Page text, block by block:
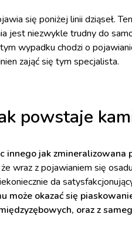
się poniżej linii dziąseł.
jest niezwykle trudny do
wypadku chodzi o
zająć się tym specjalista.
powstaje
innego jak zmineralizowana
wraz z pojawianiem się
da
może okazać się
oraz z